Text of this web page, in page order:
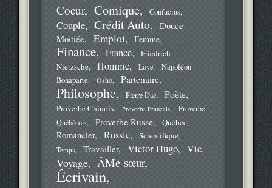
Coeur Comique Confucius
Couple Crédit Auto
Douce
Moitiée
Emploi Femme
Finance France
Friedrich
Nietzsche
Homme Love
Napoléon
Bonaparte
Osho Partenaire
Philosophe Pierre Dac Poète
Proverbe Chinois Proverbe Français
Proverbe
Québécois
Proverbe Russe Québec
Romancier Russie Scientifique
Temps Travailler Victor Hugo Vie
Voyage ÂMe-sœur
Écrivain